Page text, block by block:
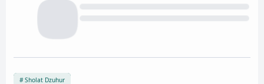
Sholat Dzuhur